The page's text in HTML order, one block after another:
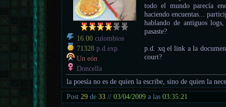
16.00 culombios
71328 p.d.exp.
Un eón
Doncella
todo el mundo parecía
haciendo encuentas...
hablando de antiguos
pasaste?
p.d. xq el link a la
court?
la poesía no es de quien la escribe, sino de quien la
Post29 de33 //03/04/2009 a las03:35:21